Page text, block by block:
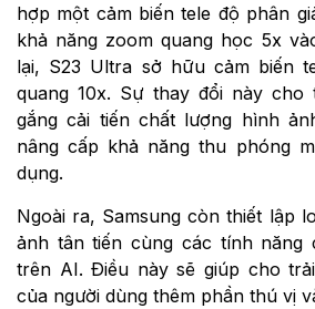
hợp một cảm biến tele độ phân
khả năng zoom quang học 5x
lại, S23 Ultra sở hữu cảm biến
quang 10x. Sự thay đổi này cho
gắng cải tiến chất lượng hình
nâng cấp khả năng thu phóng
dụng.
Ngoài ra, Samsung còn thiết lập
ảnh tân tiến cùng các tính năng
trên AI. Điều này sẽ giúp cho
của người dùng thêm phần thú vị